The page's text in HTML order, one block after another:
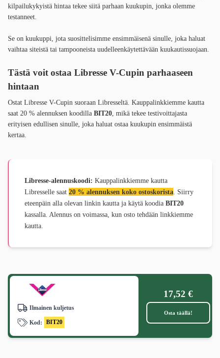
kilpailukykyistä hintaa tekee siitä parhaan kuukupin, jonka olemme
testanneet.
Se on kuukuppi, jota suosittelisimme ensimmäisenä sinulle, joka haluat
vaihtaa siteistä tai tampooneista uudelleenkäytettävään kuukautissuojaan.
Tästä voit ostaa Libresse V-Cupin parhaaseen
hintaan
Ostat Libresse V-Cupin suoraan Libresseltä. Kauppalinkkiemme kautta
saat 20 % alennuksen koodilla BIT20, mikä tekee testivoittajasta
erityisen edullisen sinulle, joka haluat ostaa kuukupin ensimmäistä
kertaa.
Libresse-alennuskoodi: Kauppalinkkiemme kautta
Libresselle saat 20 % alennuksen koko ostoskorista. Siirry
eteenpäin alla olevan linkin kautta ja käytä koodia BIT20
kassalla. Alennus on voimassa, kun osto tehdään linkkiemme
kautta.
Ilmainen kuljetus
Kod: BIT20
17,52 €
Osta täällä!